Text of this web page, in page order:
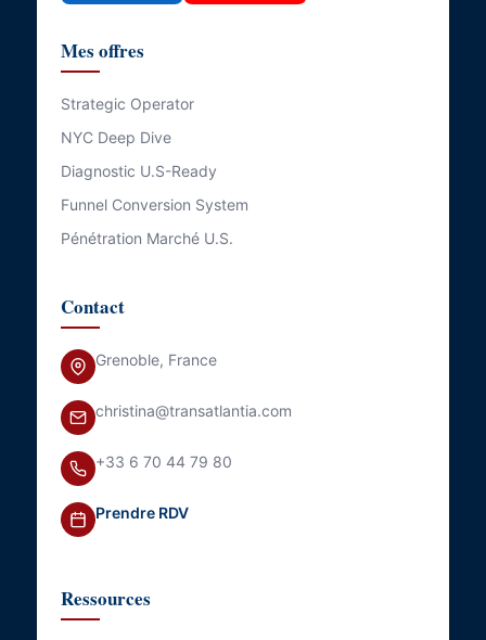
Mes offres
Strategic Operator
NYC Deep Dive
Diagnostic U.S-Ready
Funnel Conversion System
Pénétration Marché U.S.
Contact
Grenoble, France
christina@transatlantia.com
+33 6 70 44 79 80
Prendre RDV
Ressources